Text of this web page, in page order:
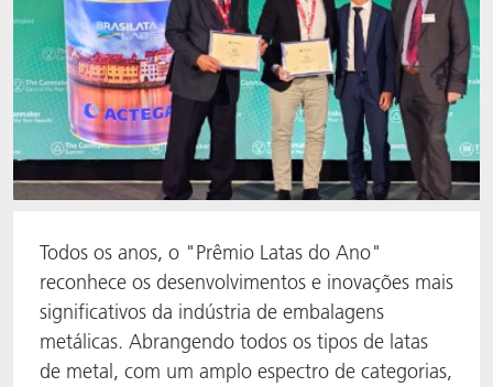
Todos os anos, o "Prêmio Latas do Ano"
reconhece os desenvolvimentos e inovações mais
significativos da indústria de embalagens
metálicas. Abrangendo todos os tipos de latas
de metal, com um amplo espectro de categorias,
WESSCO